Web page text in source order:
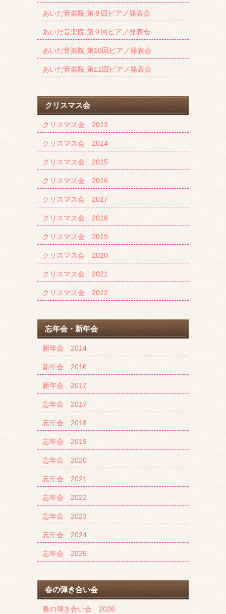
あいだ音楽院 第８回ピアノ発表会
あいだ音楽院 第９回ピアノ発表会
あいだ音楽院 第10回ピアノ発表会
あいだ音楽院 第11回ピアノ発表会
クリスマス会
クリスマス会 2013
クリスマス会 2014
クリスマス会 2015
クリスマス会 2016
クリスマス会 2017
クリスマス会 2018
クリスマス会 2019
クリスマス会 2020
クリスマス会 2021
クリスマス会 2022
忘年会・新年会
新年会 2014
新年会 2016
新年会 2017
忘年会 2017
忘年会 2018
忘年会 2019
忘年会 2020
忘年会 2021
忘年会 2022
忘年会 2023
忘年会 2024
忘年会 2025
春の弾き合い会
春の弾き合い会 2026